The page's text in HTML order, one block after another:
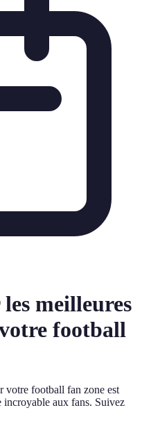
meilleures
football
votre football fan zone est
incroyable aux fans. Suivez